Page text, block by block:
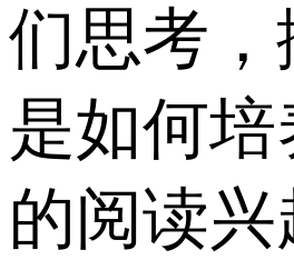
们思考，
是如何
的阅读兴